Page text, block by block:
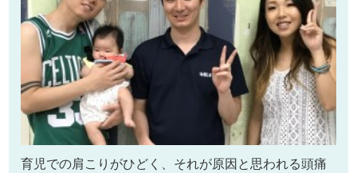
育児での肩こりがひどく、それが原因と思われる頭痛